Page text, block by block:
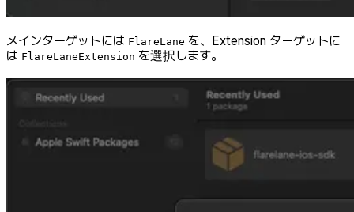
メインターゲットには FlareLane を、Extension ターゲットに
は FlareLaneExtension を選択します。